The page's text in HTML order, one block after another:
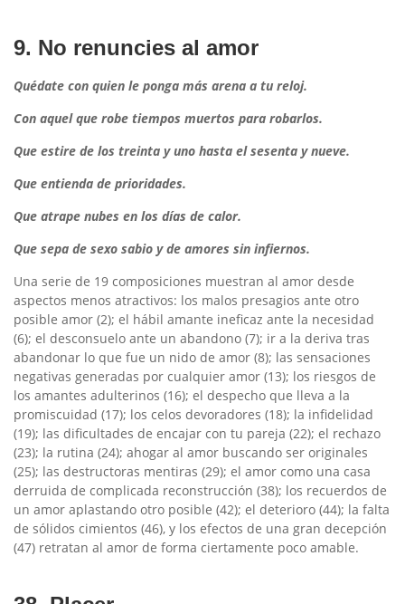
9. No renuncies al amor
Quédate con quien le ponga más arena a tu reloj.
Con aquel que robe tiempos muertos para robarlos.
Que estire de los treinta y uno hasta el sesenta y nueve.
Que entienda de prioridades.
Que atrape nubes en los días de calor.
Que sepa de sexo sabio y de amores sin infiernos.
Una serie de 19 composiciones muestran al amor desde
aspectos menos atractivos: los malos presagios ante otro
posible amor (2); el hábil amante ineficaz ante la necesidad
(6); el desconsuelo ante un abandono (7); ir a la deriva tras
abandonar lo que fue un nido de amor (8); las sensaciones
negativas generadas por cualquier amor (13); los riesgos de
los amantes adulterinos (16); el despecho que lleva a la
promiscuidad (17); los celos devoradores (18); la infidelidad
(19); las dificultades de encajar con tu pareja (22); el rechazo
(23); la rutina (24); ahogar al amor buscando ser originales
(25); las destructoras mentiras (29); el amor como una casa
derruida de complicada reconstrucción (38); los recuerdos de
un amor aplastando otro posible (42); el deterioro (44); la falta
de sólidos cimientos (46), y los efectos de una gran decepción
(47) retratan al amor de forma ciertamente poco amable.